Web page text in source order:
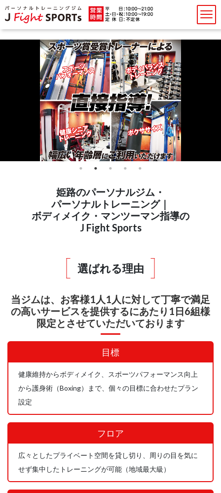
姫路のパーソナルジム・
パーソナルトレーニング｜
ボディメイク・マンツーマン指導の
J Fight Sports
選ばれる理由
当ジムは、お客様1人1人に対して丁寧で満足
の高いサービスを提供するにあたり 1日6組様
限定とさせていただいております
目標
健康維持からボディメイク、スポーツパフォーマンス向上
から護身術（Boxing）まで、個々の目標に合わせたプラン
設定
フロア
広々としたプライベート空間を貸し切り、周りの目を気に
せず集中したトレーニングが可能（地域最大級）